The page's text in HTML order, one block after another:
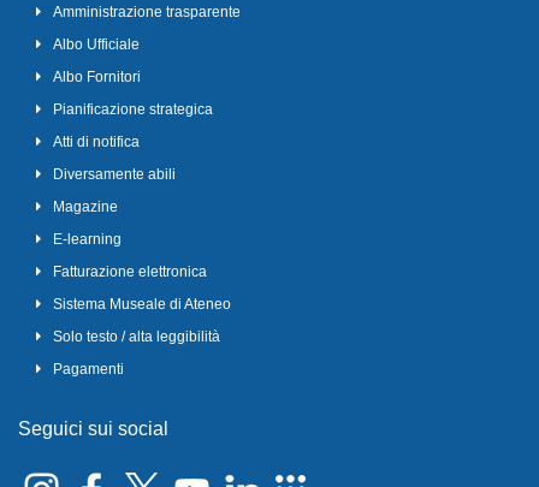
Amministrazione trasparente
Albo Ufficiale
Albo Fornitori
Pianificazione strategica
Atti di notifica
Diversamente abili
Magazine
E-learning
Fatturazione elettronica
Sistema Museale di Ateneo
Solo testo / alta leggibilità
Pagamenti
Seguici sui social